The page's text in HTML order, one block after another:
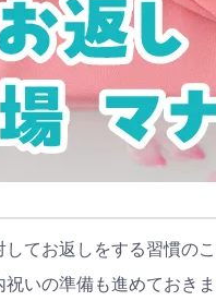
てお返しをする習慣のこ
いの準備も進めておきま